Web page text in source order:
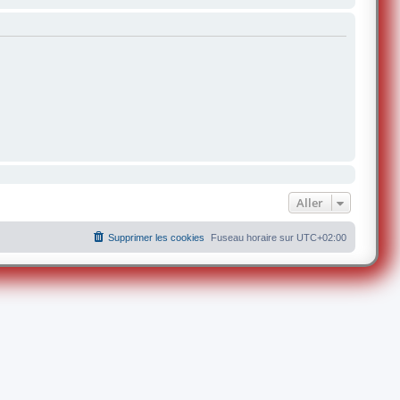
Aller
Fuseau horaire sur UTC+02:00
Supprimer les cookies